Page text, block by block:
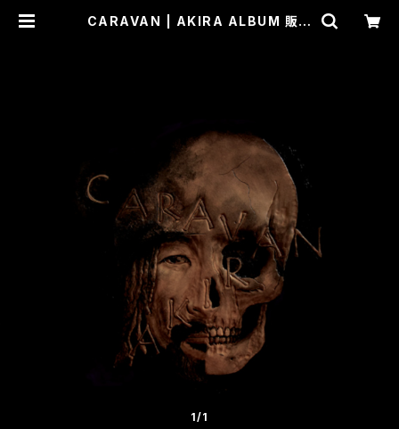
CARAVAN | AKIRA ALBUM 販売
1/1